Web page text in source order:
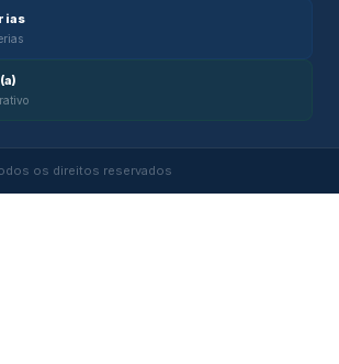
os direitos reservados